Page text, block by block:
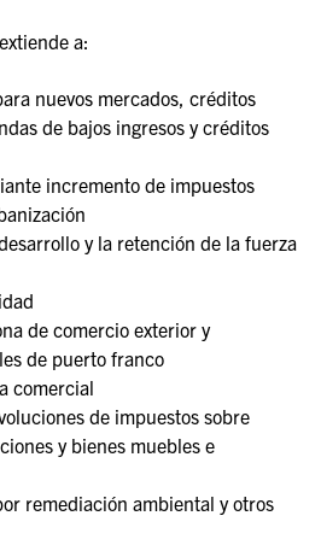
a:
nuevos mercados, créditos
de bajos ingresos y créditos
incremento de impuestos
y la retención de la fuerza
de comercio exterior y
de puerto franco
comercial
de impuestos sobre
y bienes muebles e
remediación ambiental y otros